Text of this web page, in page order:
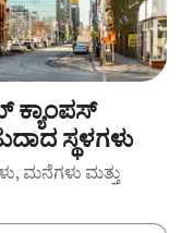
ಕ್ಯಾಂಪಸ್
ಸ್ಥಳಗಳು
ಮನೆಗಳು ಮತ್ತು